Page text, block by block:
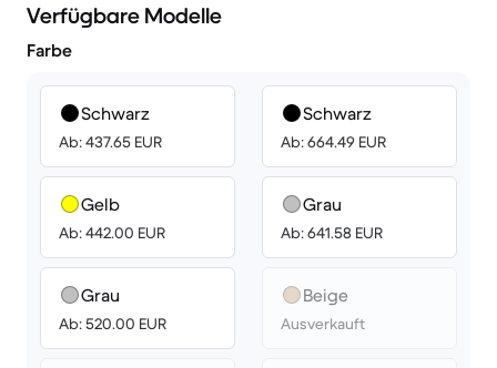
Verfügbare Modelle
Farbe
Schwarz
Ab: 437.65 EUR
Gelb
Ab: 442.00 EUR
Grau
Ab: 520.00 EUR
Schwarz
Ab: 664.49 EUR
Grau
Ab: 641.58 EUR
Beige
Ausverkauft